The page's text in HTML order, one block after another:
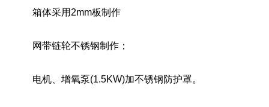
箱体采用2mm板制作
网带链轮不锈钢制作；
电机、增氧泵(1.5KW)加不锈钢防护罩。